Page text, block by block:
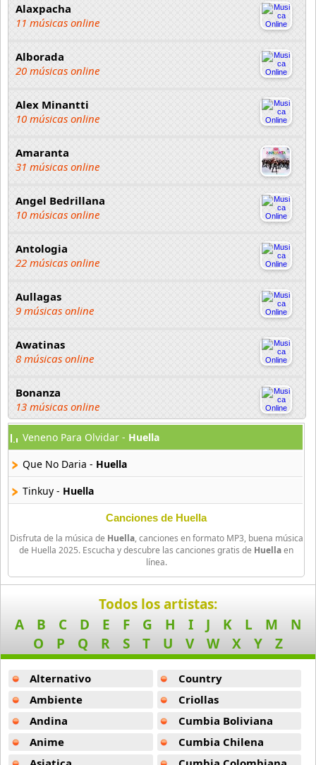
Alaxpacha
11 músicas online
Alborada
20 músicas online
Alex Minantti
10 músicas online
Amaranta
31 músicas online
Angel Bedrillana
10 músicas online
Antologia
22 músicas online
Aullagas
9 músicas online
Awatinas
8 músicas online
Bonanza
13 músicas online
Chayac
4 músicas online
Chopas
18 músicas online
Chopkjas
12 músicas online
Damaris
11 músicas online
Danielito
5 músicas online
Dennis Fabricio
7 músicas online
Diosdado Gaitan
30 músicas online
Veneno Para Olvidar - Huella
Que No Daria - Huella
Tinkuy - Huella
Canciones de Huella
Disfruta de la música de Huella, canciones en formato MP3, buena música
de Huella 2025. Escucha y descubre las canciones gratis de Huellaen
línea.
Todos los artistas:
A
B C D E F G H I J K L M
N
O
P Q R S T U V W X Y Z
Alternativo
Ambiente
Andina
Anime
Country
Criollas
Cumbia Boliviana
Cumbia Chilena